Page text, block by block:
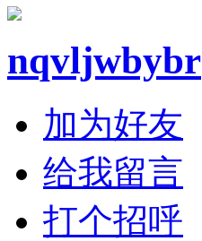
nqvljwbybr
加为好友
给我留言
打个招呼